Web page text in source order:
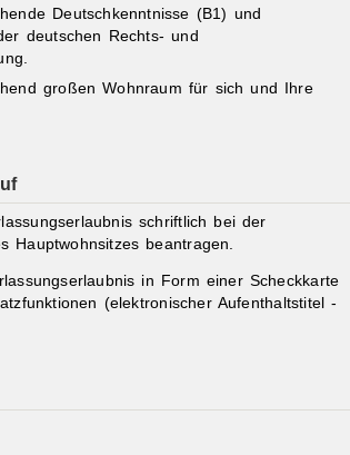
Deutschkenntnisse (B1) und
deutschen Rechts- und
großen Wohnraum für sich und Ihre
schriftlich bei der
Hauptwohnsitzes beantragen.
in Form einer Scheckkarte
(elektronischer Aufenthaltstitel -